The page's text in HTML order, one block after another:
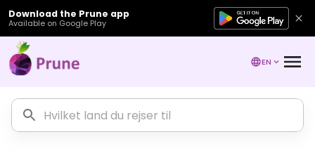
Download the Prune app
Available on Google Play
EN